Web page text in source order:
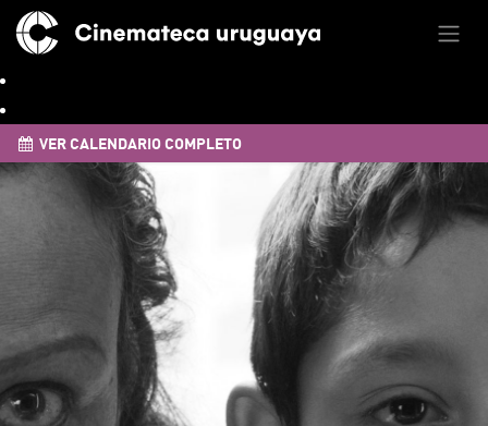
VER CALENDARIO COMPLETO